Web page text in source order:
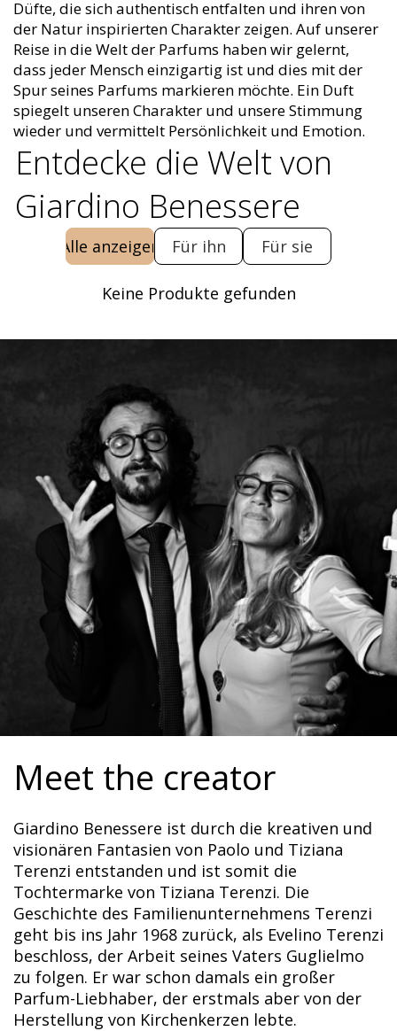
Düfte, die sich authentisch entfalten und ihren von
der Natur inspirierten Charakter zeigen. Auf unserer
Reise in die Welt der Parfums haben wir gelernt,
dass jeder Mensch einzigartig ist und dies mit der
Spur seines Parfums markieren möchte. Ein Duft
spiegelt unseren Charakter und unsere Stimmung
wieder und vermittelt Persönlichkeit und Emotion.
Entdecke die Welt von
Giardino Benessere
Alle anzeigen Für ihn Für sie
Keine Produkte gefunden
Meet the creator
Giardino Benessere ist durch die kreativen und
visionären Fantasien von Paolo und Tiziana
Terenzi entstanden und ist somit die
Tochtermarke von Tiziana Terenzi. Die
Geschichte des Familienunter­nehmens Terenzi
geht bis ins Jahr 1968 zurück, als Evelino Terenzi
beschloss, der Arbeit seines Vaters Guglielmo
zu folgen. Er war schon damals ein großer
Parfum-Liebhaber, der erstmals aber von der
Herstellung von Kirchenkerzen lebte.